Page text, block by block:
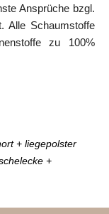
Ansprüche bzgl.
Alle Schaumstoffe
zu 100%
+ liegepolster
+